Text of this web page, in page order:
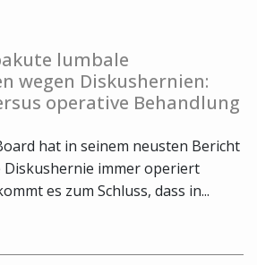
lumbale
wegen Diskushernien:
operative Behandlung
hat in seinem neusten Bericht
immer operiert
es zum Schluss, dass in...